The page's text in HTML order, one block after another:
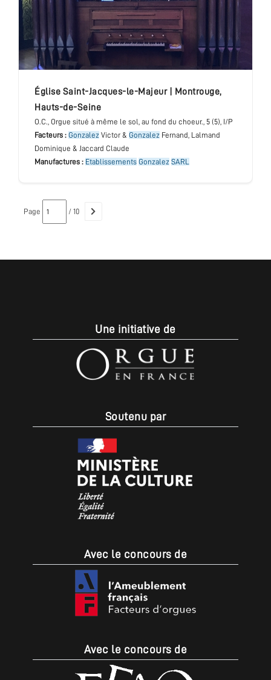
église Saint-Jacques-le-Majeur| Montrouge,
Hauts-de-Seine
O.C., Orgue situé à même le sol, au fond du choeur., 5 (5), I/P
Facteurs : Gonzalez Victor & Gonzalez Fernand, Lalmand
Dominique & Jaccard Claude
Manufactures : Etablissements Gonzalez SARL
Page / 10
Une initiative de
Soutenu par
Avec le concours de
Avec le concours de